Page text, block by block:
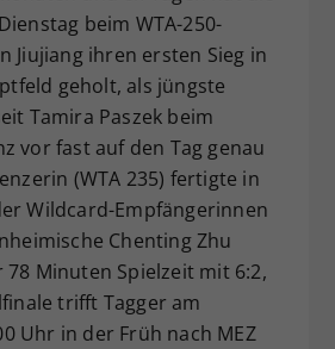
beim WTA-250-
Jiujiang ihren ersten Sieg in
geholt, als jüngste
Tamira Paszek beim
vor fast auf den Tag genau
(WTA 235) fertigte in
Wildcard-Empfängerinnen
Chenting Zhu
78 Minuten Spielzeit mit 6:2,
trifft Tagger am
Uhr in der Früh nach MEZ
Wert speichert Ihre Consent-
Unter anderem eine
generierte ID, für die
Speicherung Ihrer
Betreiber dies eingestellt